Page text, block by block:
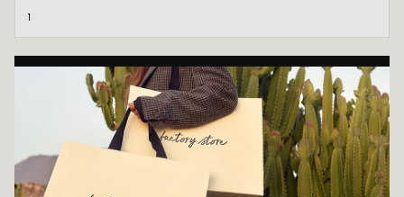
TOEVOEGEN AAN WINKELWAGEN
AAN WENSLIJST TOEVOEGEN
Ketting bedekt met fijn goud